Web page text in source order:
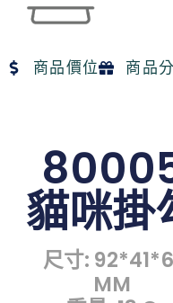
商品價位 商品
貓咪掛
尺寸:
MM